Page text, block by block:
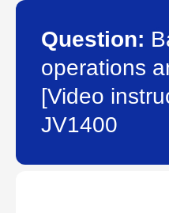
Question:
operations
[Video
JV1400